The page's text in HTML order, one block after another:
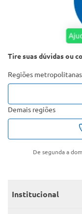
Tire suas dúvidas ou
Regiões
Demais regiões
De segunda a
Institucional